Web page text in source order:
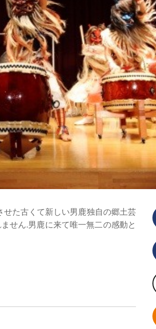
た古くて新しい男鹿独自の郷土芸
せん.男鹿に来て唯一無二の感動と